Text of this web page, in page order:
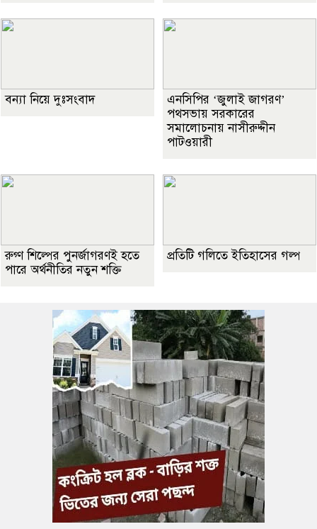
বন্যা নিয়ে দুঃসংবাদ
এনসিপির ‘জুলাই জাগরণ’
পথসভায় সরকারের
সমালোচনায় নাসীরুদ্দীন
পাটওয়ারী
রুগ্ণ শিল্পের পুনর্জাগরণই হতে
পারে অর্থনীতির নতুন শক্তি
প্রতিটি গলিতে ইতিহাসের গল্প